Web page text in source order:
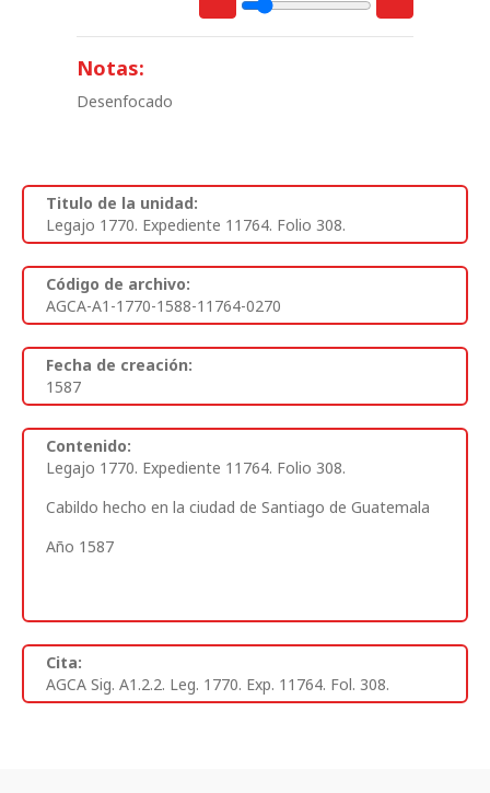
Notas:
Desenfocado
Titulo de la unidad:
Legajo 1770. Expediente 11764. Folio 308.
Código de archivo:
AGCA-A1-1770-1588-11764-0270
Fecha de creación:
1587
Contenido:
Legajo 1770. Expediente 11764. Folio 308.
Cabildo hecho en la ciudad de Santiago de Guatemala
Año 1587
Cita:
AGCA Sig. A1.2.2. Leg. 1770. Exp. 11764. Fol. 308.